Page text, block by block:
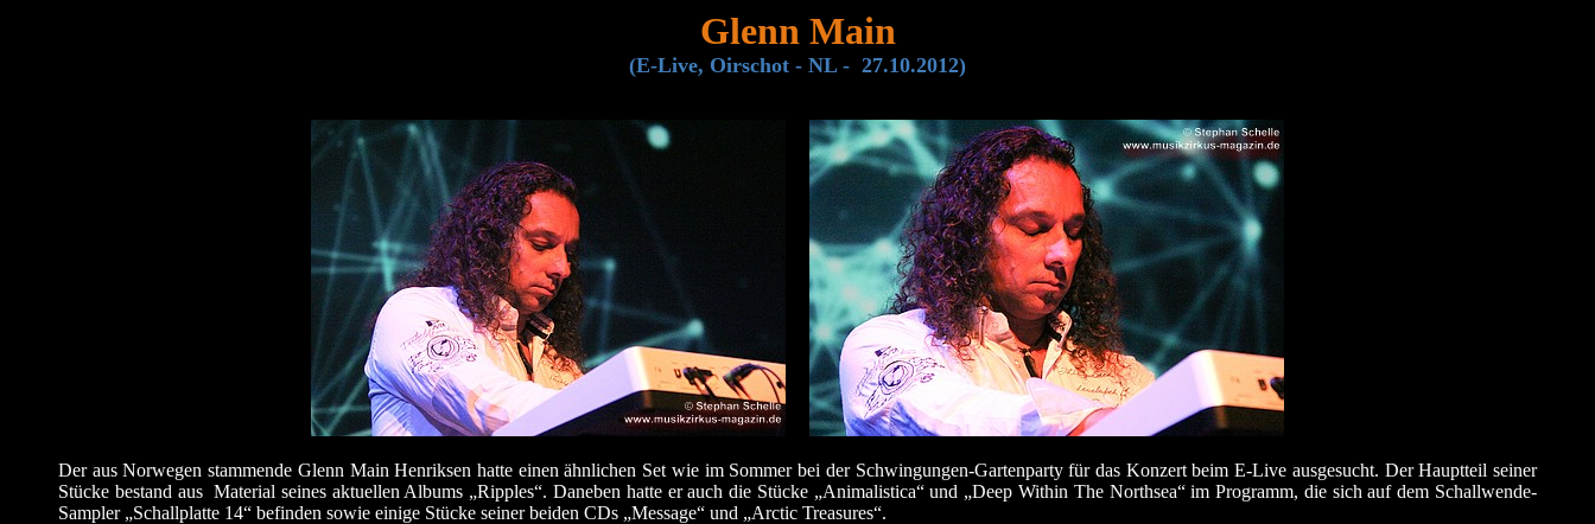
Glenn Main
(E-Live, Oirschot - NL - 27.10.2012)
Der aus Norwegen stammende Glenn Main Henriksen hatte einen ähnlichen Set wie im Sommer bei der Schwingungen-Gartenparty für das Konzert beim E-Live ausgesucht. Der Hauptteil seiner
Stücke bestand aus Material seines aktuellen Albums „Ripples“. Daneben hatte er auch die Stücke „Animalistica“ und „Deep Within The Northsea“ im Programm, die sich auf dem Schallwende-
Sampler „Schallplatte 14“ befinden sowie einige Stücke seiner beiden CDs „Message“ und „Arctic Treasures“.